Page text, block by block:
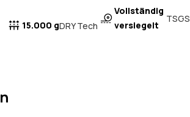
15.000 gDRY Tech
Vollständig
versiegelt
TSGS